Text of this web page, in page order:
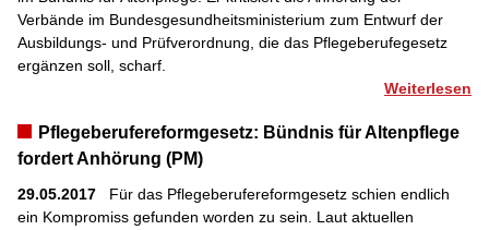
Verbände im Bundesgesundheitsministerium zum Entwurf der
Ausbildungs- und Prüfverordnung, die das Pflegeberufegesetz
ergänzen soll, scharf.
Weiterlesen
Pflegeberufereformgesetz: Bündnis für Altenpflege
fordert Anhörung (PM)
29.05.2017 Für das Pflegeberufereformgesetz schien endlich
ein Kompromiss gefunden worden zu sein. Laut aktuellen